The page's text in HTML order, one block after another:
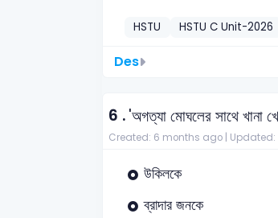
HSTU HSTU C Unit-2026
Des
6 .'অগত্যা মোঘলের সাথে খানা
Created: 6 months ago |
উকিলকে
ব্রাদার জনকে